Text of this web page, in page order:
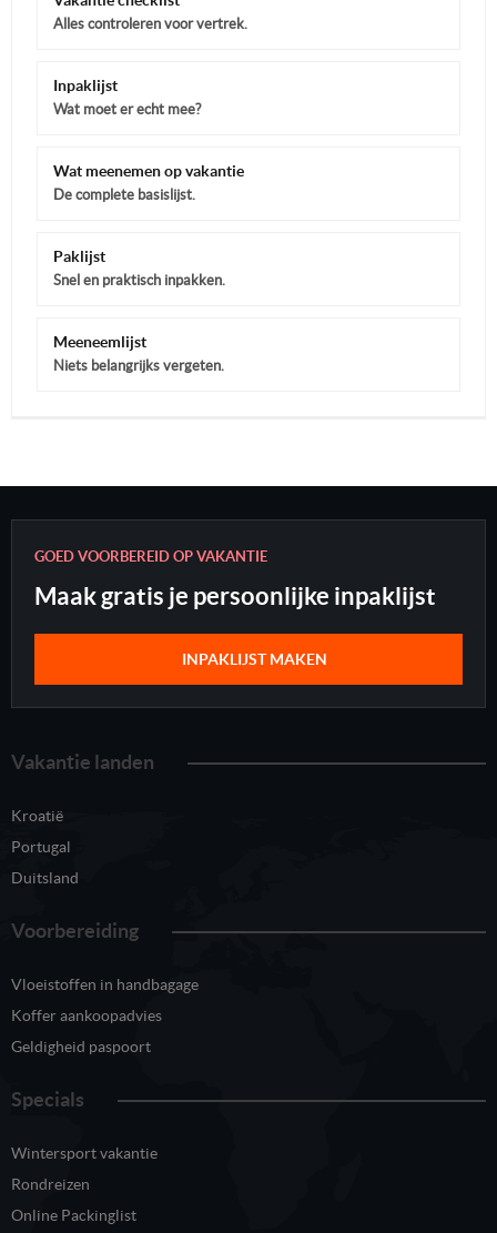
Alles controleren voor vertrek.
Inpaklijst
Wat moet er echt mee?
Wat meenemen op vakantie
De complete basislijst.
Paklijst
Snel en praktisch inpakken.
Meeneemlijst
Niets belangrijks vergeten.
GOED VOORBEREID OP VAKANTIE
Maak gratis je persoonlijke inpaklijst
INPAKLIJST MAKEN
Vakantie landen
Kroatië
Portugal
Duitsland
Voorbereiding
Vloeistoffen in handbagage
Koffer aankoopadvies
Geldigheid paspoort
Specials
Wintersport vakantie
Rondreizen
Online Packinglist